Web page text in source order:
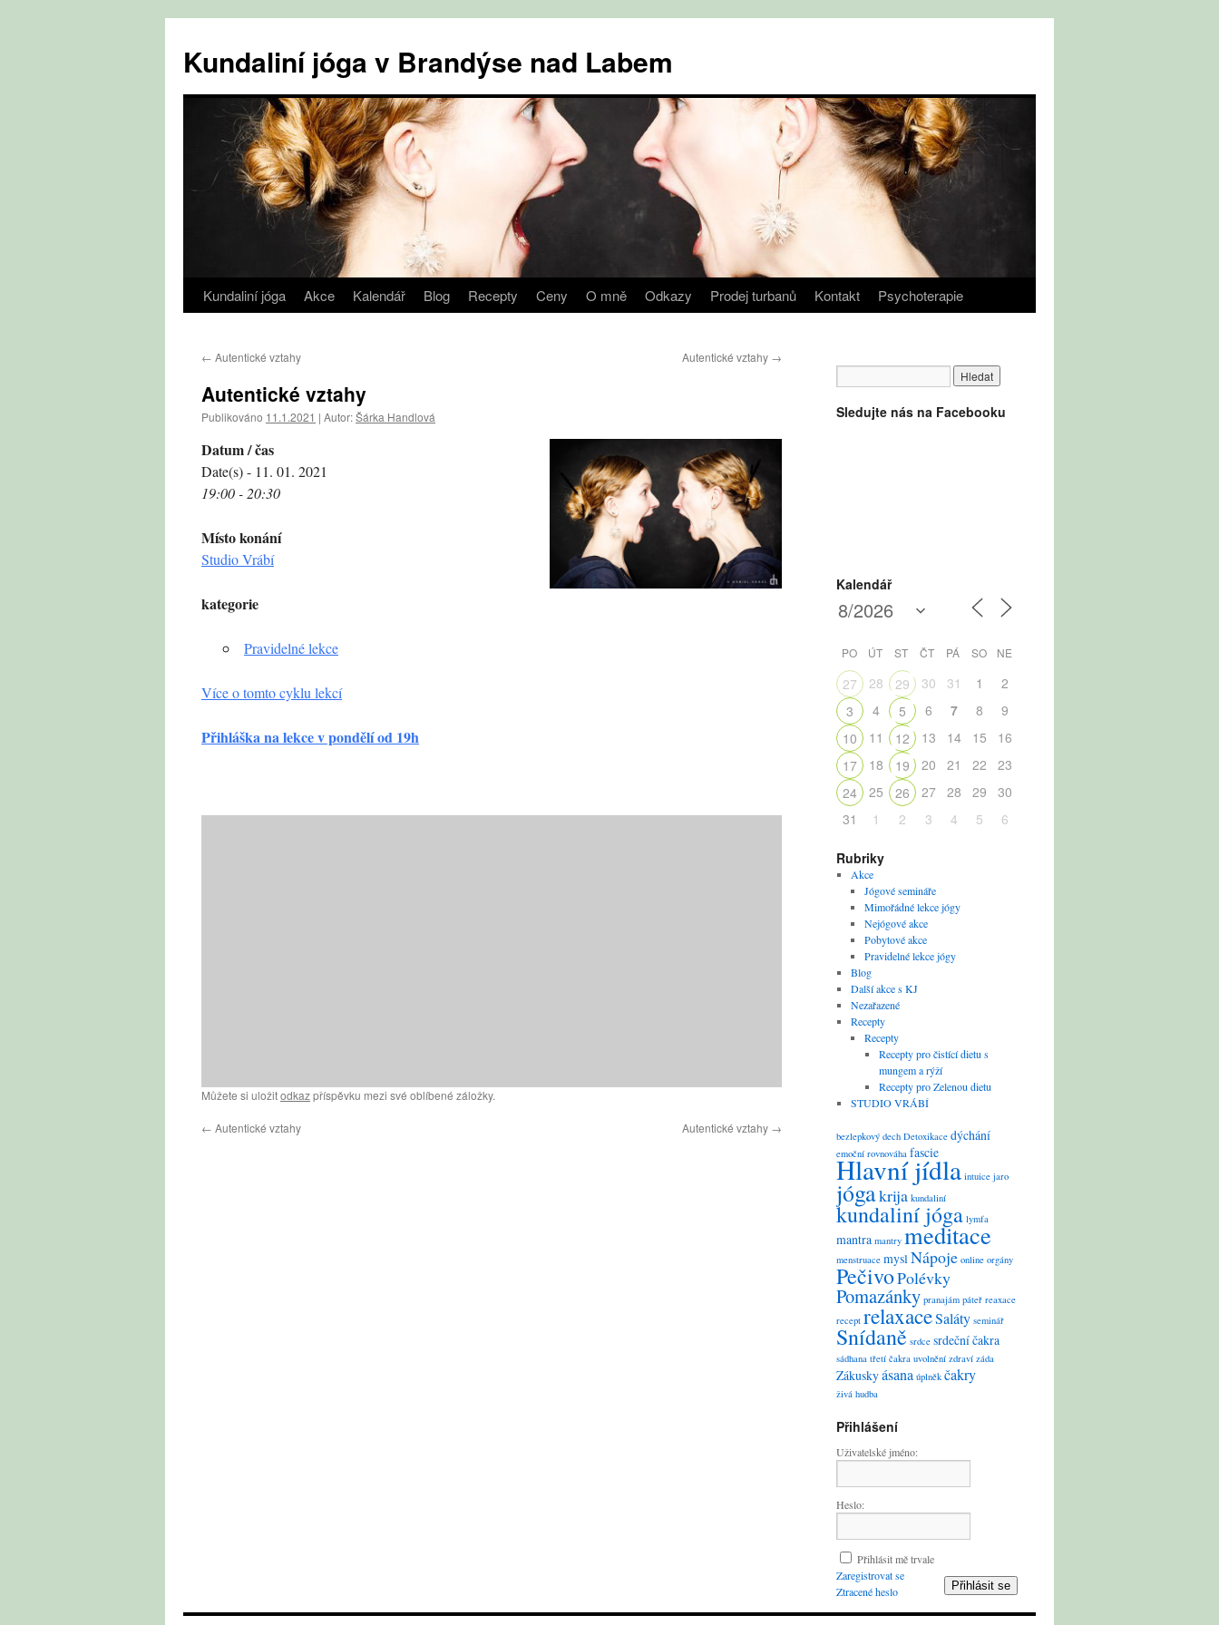
obsahu
webu
Kundaliní jóga v Brandýse nad Labem
Kundaliní jóga Akce Kalendář Blog Recepty Ceny O mně Odkazy Prodej turbanů Kontakt Psychoterapie
← Autentické vztahy Autentické vztahy →
Autentické vztahy
Publikováno 11.1.2021 | Autor:Šárka Handlová
Datum / čas
Date(s) - 11. 01. 2021
19:00 - 20:30
Místo konání
Studio Vrábí
kategorie
Pravidelné lekce
Více o tomto cyklu lekcí
Přihláška na lekce v pondělí od 19h
Můžete si uložitodkazpříspěvku mezi své oblíbené záložky.
← Autentické vztahy Autentické vztahy →
Sledujte nás na Facebooku
Kalendář
PO ÚT ST ČT PÁ SO NE
27 28 29 30 31 1
2
3
4 5 6 7 8
9
10
11 12 13 14 15
16
17
18 19 20 21 22
23
24
25 26 27 28 29
30
31
1 2 3 4 5 6
Rubriky
Akce
Jógové semináře
Mimořádné lekce jógy
Nejógové akce
Pobytové akce
Pravidelné lekce jógy
Blog
Další akce s KJ
Nezařazené
Recepty
Recepty
Recepty pro čistící dietu s
mungem a rýží
Recepty pro Zelenou dietu
STUDIO VRÁBÍ
bezlepkový dech Detoxikace dýchání
emoční rovnováha fascie
Hlavní jídla intuice jaro
jógakrija kundaliní
kundaliní jóga lymfa
mantra mantry meditace
menstruace myslNápoje online orgány
PečivoPolévky
Pomazánky pranajám páteř reaxace
recept relaxaceSaláty seminář
Snídaně srdce srdeční čakra
sádhana třetí čakra uvolnění zdraví záda
Zákuskyásana úplněk čakry
živá hudba
Přihlášení
Uživatelské jméno:
Heslo:
Přihlásit mě trvale
Přihlásit se
Zaregistrovat se
Ztracené heslo